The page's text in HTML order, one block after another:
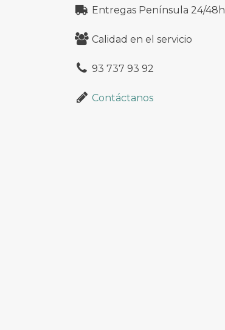
Entregas Península 24/48h
Calidad en el servicio
93 737 93 92
Contáctanos